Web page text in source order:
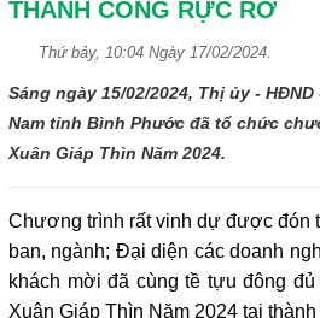
THÀNH CÔNG RỰC RỠ
Thứ bảy, 10:04 Ngày 17/02/2024.
Sáng ngày 15/02/2024, Thị ủy - HĐND
Nam tỉnh Bình Phước đã tổ chức
Xuân Giáp Thìn Năm 2024.
Chương trình rất vinh dự được đón
ban, ngành; Đại diện các doanh
khách mời đã cùng tề tựu đông
Xuân Giáp Thìn Năm 2024 tại